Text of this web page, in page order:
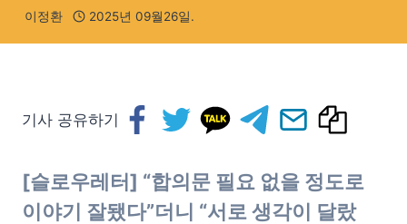
이정환 2025년 09월26일.
기사 공유하기
[슬로우레터] “합의문 필요 없을 정도로
이야기 잘됐다”더니 “서로 생각이 달랐